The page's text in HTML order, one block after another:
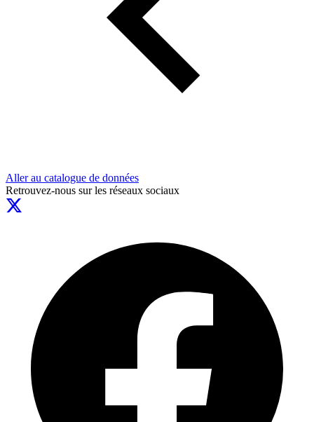
Aller au catalogue de données
Retrouvez-nous sur les réseaux sociaux